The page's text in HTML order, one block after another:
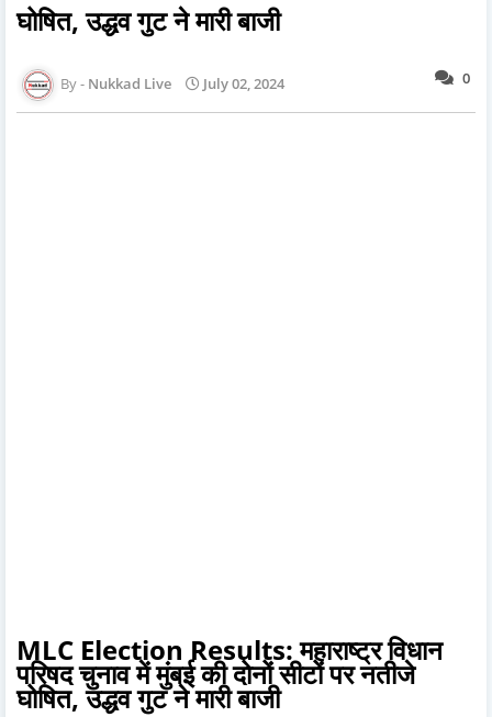
घोषित, उद्धव गुट ने मारी बाजी
0
Nukkad Live July 02, 2024
MLC Election Results: महाराष्ट्र विधान
परिषद चुनाव में मुंबई की दोनों सीटों पर नतीजे
घोषित, उद्धव गुट ने मारी बाजी